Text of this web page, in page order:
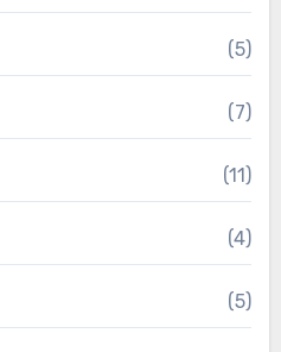
(5)
(7)
(11)
(4)
(5)